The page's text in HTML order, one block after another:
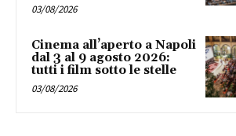
03/08/2026
Cinema all’aperto a Napoli
dal 3 al 9 agosto 2026:
tutti i film sotto le stelle
03/08/2026